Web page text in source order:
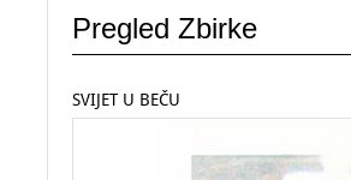
Pregled Zbirke
SVIJET U BEČU